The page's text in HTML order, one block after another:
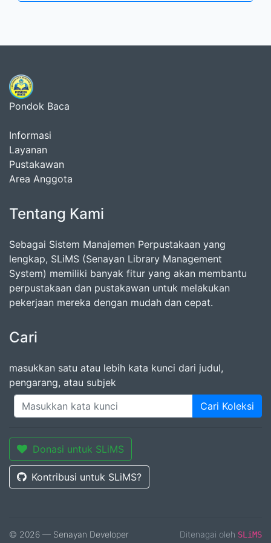
Pondok Baca
Informasi
Layanan
Pustakawan
Area Anggota
Tentang Kami
Sebagai Sistem Manajemen Perpustakaan yang
lengkap, SLiMS (Senayan Library Management
System) memiliki banyak fitur yang akan membantu
perpustakaan dan pustakawan untuk melakukan
pekerjaan mereka dengan mudah dan cepat.
Cari
masukkan satu atau lebih kata kunci dari judul,
pengarang, atau subjek
Cari Koleksi
Donasi untuk SLiMS
Kontribusi untuk SLiMS?
© 2026 — Senayan Developer
Ditenagai oleh SLiMS